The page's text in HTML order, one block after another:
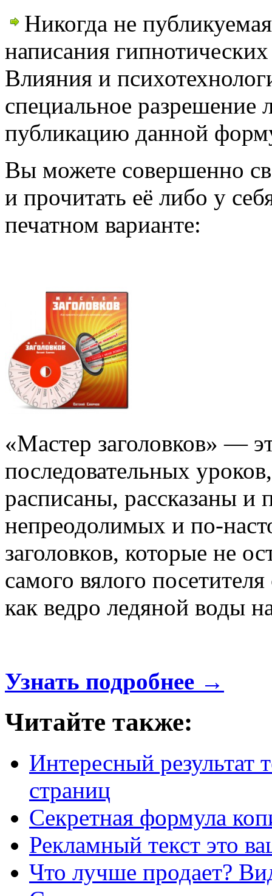
Никогда не
написания
Влияния и
специальное разрешение
публикацию данной
Вы можете совершенно
и прочитать её либо у
печатном варианте:
«Мастер заголовков» —
последовательных
расписаны, рассказаны и
непреодолимых и по-
заголовков, которые не
самого вялого
как ведро ледяной воды
Узнать подробнее →
Читайте также:
Интересный результат
страниц
Секретная формула
Рекламный текст это
Что лучше продает?